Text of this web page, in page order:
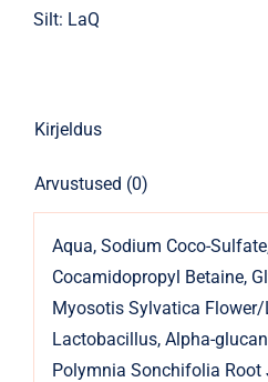
kogus
Silt: LaQ
Kirjeldus
Arvustused (0)
Aqua, Sodium Coco-
Cocamidopropyl Betaine,
Myosotis Sylvatica
Lactobacillus, Alpha-
Polymnia Sonchifolia Root